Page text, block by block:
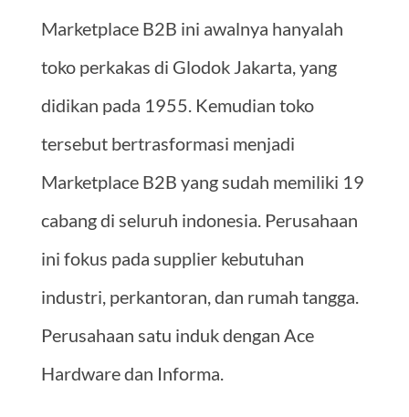
Marketplace B2B ini awalnya hanyalah
toko perkakas di Glodok Jakarta, yang
didikan pada 1955. Kemudian toko
tersebut bertrasformasi menjadi
Marketplace B2B yang sudah memiliki 19
cabang di seluruh indonesia. Perusahaan
ini fokus pada supplier kebutuhan
industri, perkantoran, dan rumah tangga.
Perusahaan satu induk dengan Ace
Hardware dan Informa.